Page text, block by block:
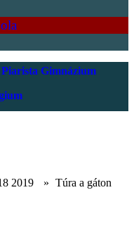
Gimnázium
2019 » Túra a gáton